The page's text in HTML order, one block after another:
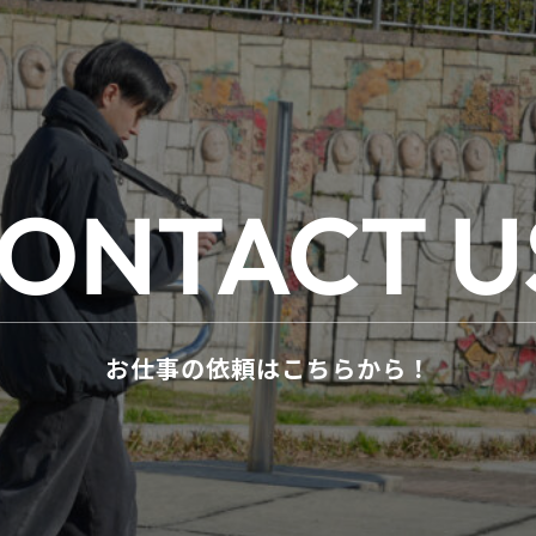
お仕事の依頼はこちらから！